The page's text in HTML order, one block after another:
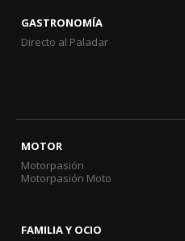
GASTRONOMÍA
Directo al Paladar
MOTOR
Motorpasión
Motorpasión Moto
FAMILIA Y OCIO